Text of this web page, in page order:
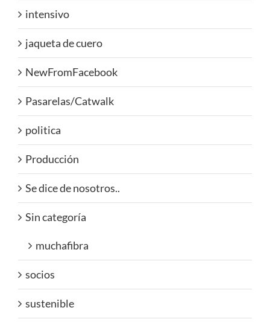
intensivo
jaqueta de cuero
NewFromFacebook
Pasarelas/Catwalk
politica
Producción
Se dice de nosotros..
Sin categoría
muchafibra
socios
sustenible